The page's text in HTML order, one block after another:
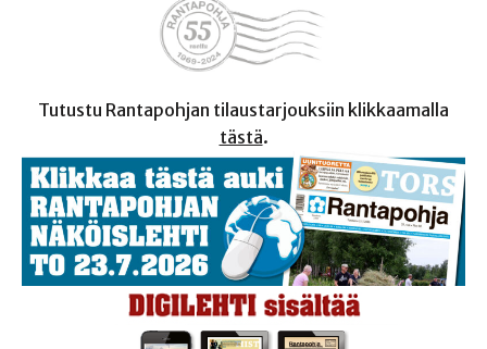
Tutustu Rantapohjan tilaustarjouksiin klikkaamalla
tästä.